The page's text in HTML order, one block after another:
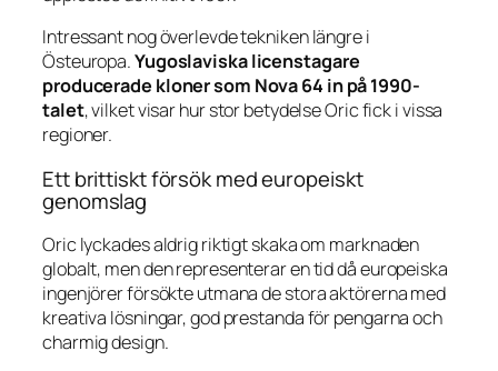
Intressant nog överlevde tekniken längre i
Östeuropa.Yugoslaviska licenstagare
producerade kloner som Nova 64 in på 1990-
talet, vilket visar hur stor betydelse Oric fick i vissa
regioner.
Ett brittiskt försök med europeiskt
genomslag
Oric lyckades aldrig riktigt skaka om marknaden
globalt, men den representerar en tid då europeiska
ingenjörer försökte utmana de stora aktörerna med
kreativa lösningar, god prestanda för pengarna och
charmig design.